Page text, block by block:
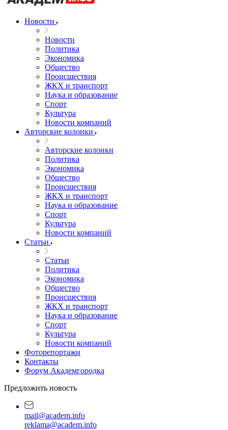
Новости
Новости
Политика
Экономика
Общество
Происшествия
ЖКХ и транспорт
Наука и образование
Спорт
Культура
Новости компаний
Авторские колонки
Авторские колонки
Политика
Экономика
Общество
Происшествия
ЖКХ и транспорт
Наука и образование
Спорт
Культура
Новости компаний
Статьи
Статьи
Политика
Экономика
Общество
Происшествия
ЖКХ и транспорт
Наука и образование
Спорт
Культура
Новости компаний
Фоторепортажи
Контакты
Форум Академгородка
Предложить новость
mail@academ.info
reklama@academ.info